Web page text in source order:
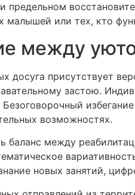
предельном
малышей или тех, кто
между
досуга присутствует
застою.
Безоговорочный
возможностях.
баланс между
новых занятий,